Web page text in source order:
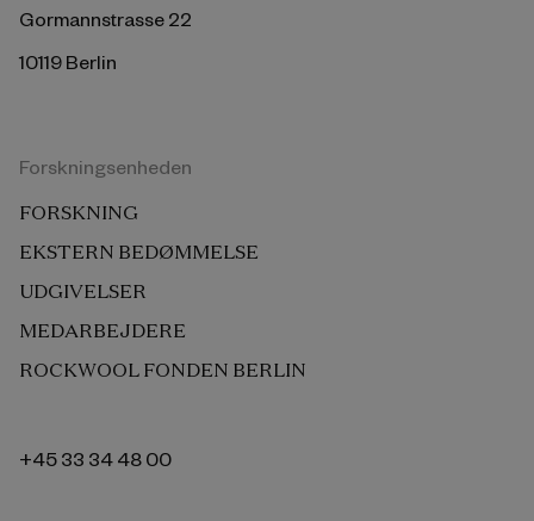
Gormannstrasse 22
10119 Berlin
Forskningsenheden
FORSKNING
EKSTERN BEDØMMELSE
UDGIVELSER
MEDARBEJDERE
ROCKWOOL FONDEN BERLIN
+45 33 34 48 00